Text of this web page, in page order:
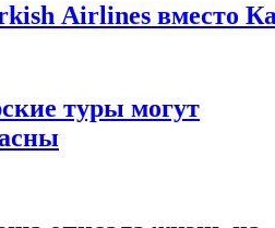
Airlines вместо
туры могут